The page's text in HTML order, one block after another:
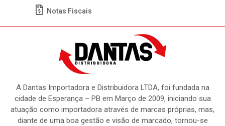
Notas Fiscais
A Dantas Importadora e Distribuidora LTDA, foi fundada na
cidade de Esperança – PB em Março de 2009, iniciando sua
atuação como importadora através de marcas próprias, mas,
diante de uma boa gestão e visão de marcado, tornou-se